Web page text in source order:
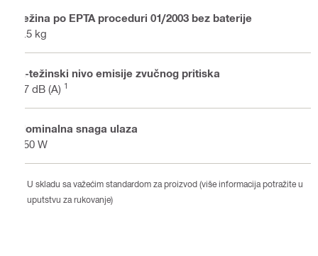
Težina po EPTA proceduri 01/2003 bez baterije
3.5 kg
A-težinski nivo emisije zvučnog pritiska
77 dB (A) 1
Nominalna snaga ulaza
350 W
U skladu sa važećim standardom za proizvod (više informacija potražite u
uputstvu za rukovanje)